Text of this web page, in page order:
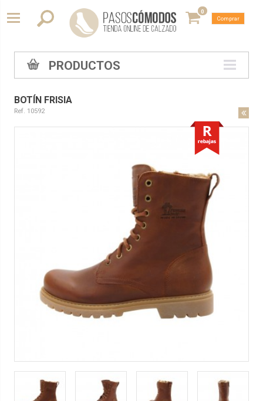
0
Comprar
PRODUCTOS
BOTÍN FRISIA
Ref. 10592